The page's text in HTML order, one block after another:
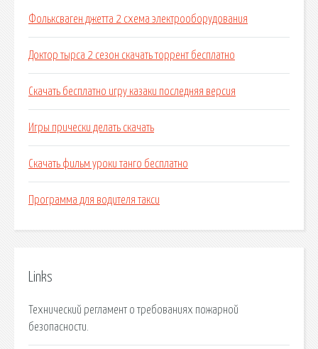
Фольксваген джетта 2 схема электрооборудования
Доктор тырса 2 сезон скачать торрент бесплатно
Скачать бесплатно игру казаки последняя версия
Игры прически делать скачать
Скачать фильм уроки танго бесплатно
Программа для водителя такси
Links
Технический регламент о требованиях пожарной
безопасности.